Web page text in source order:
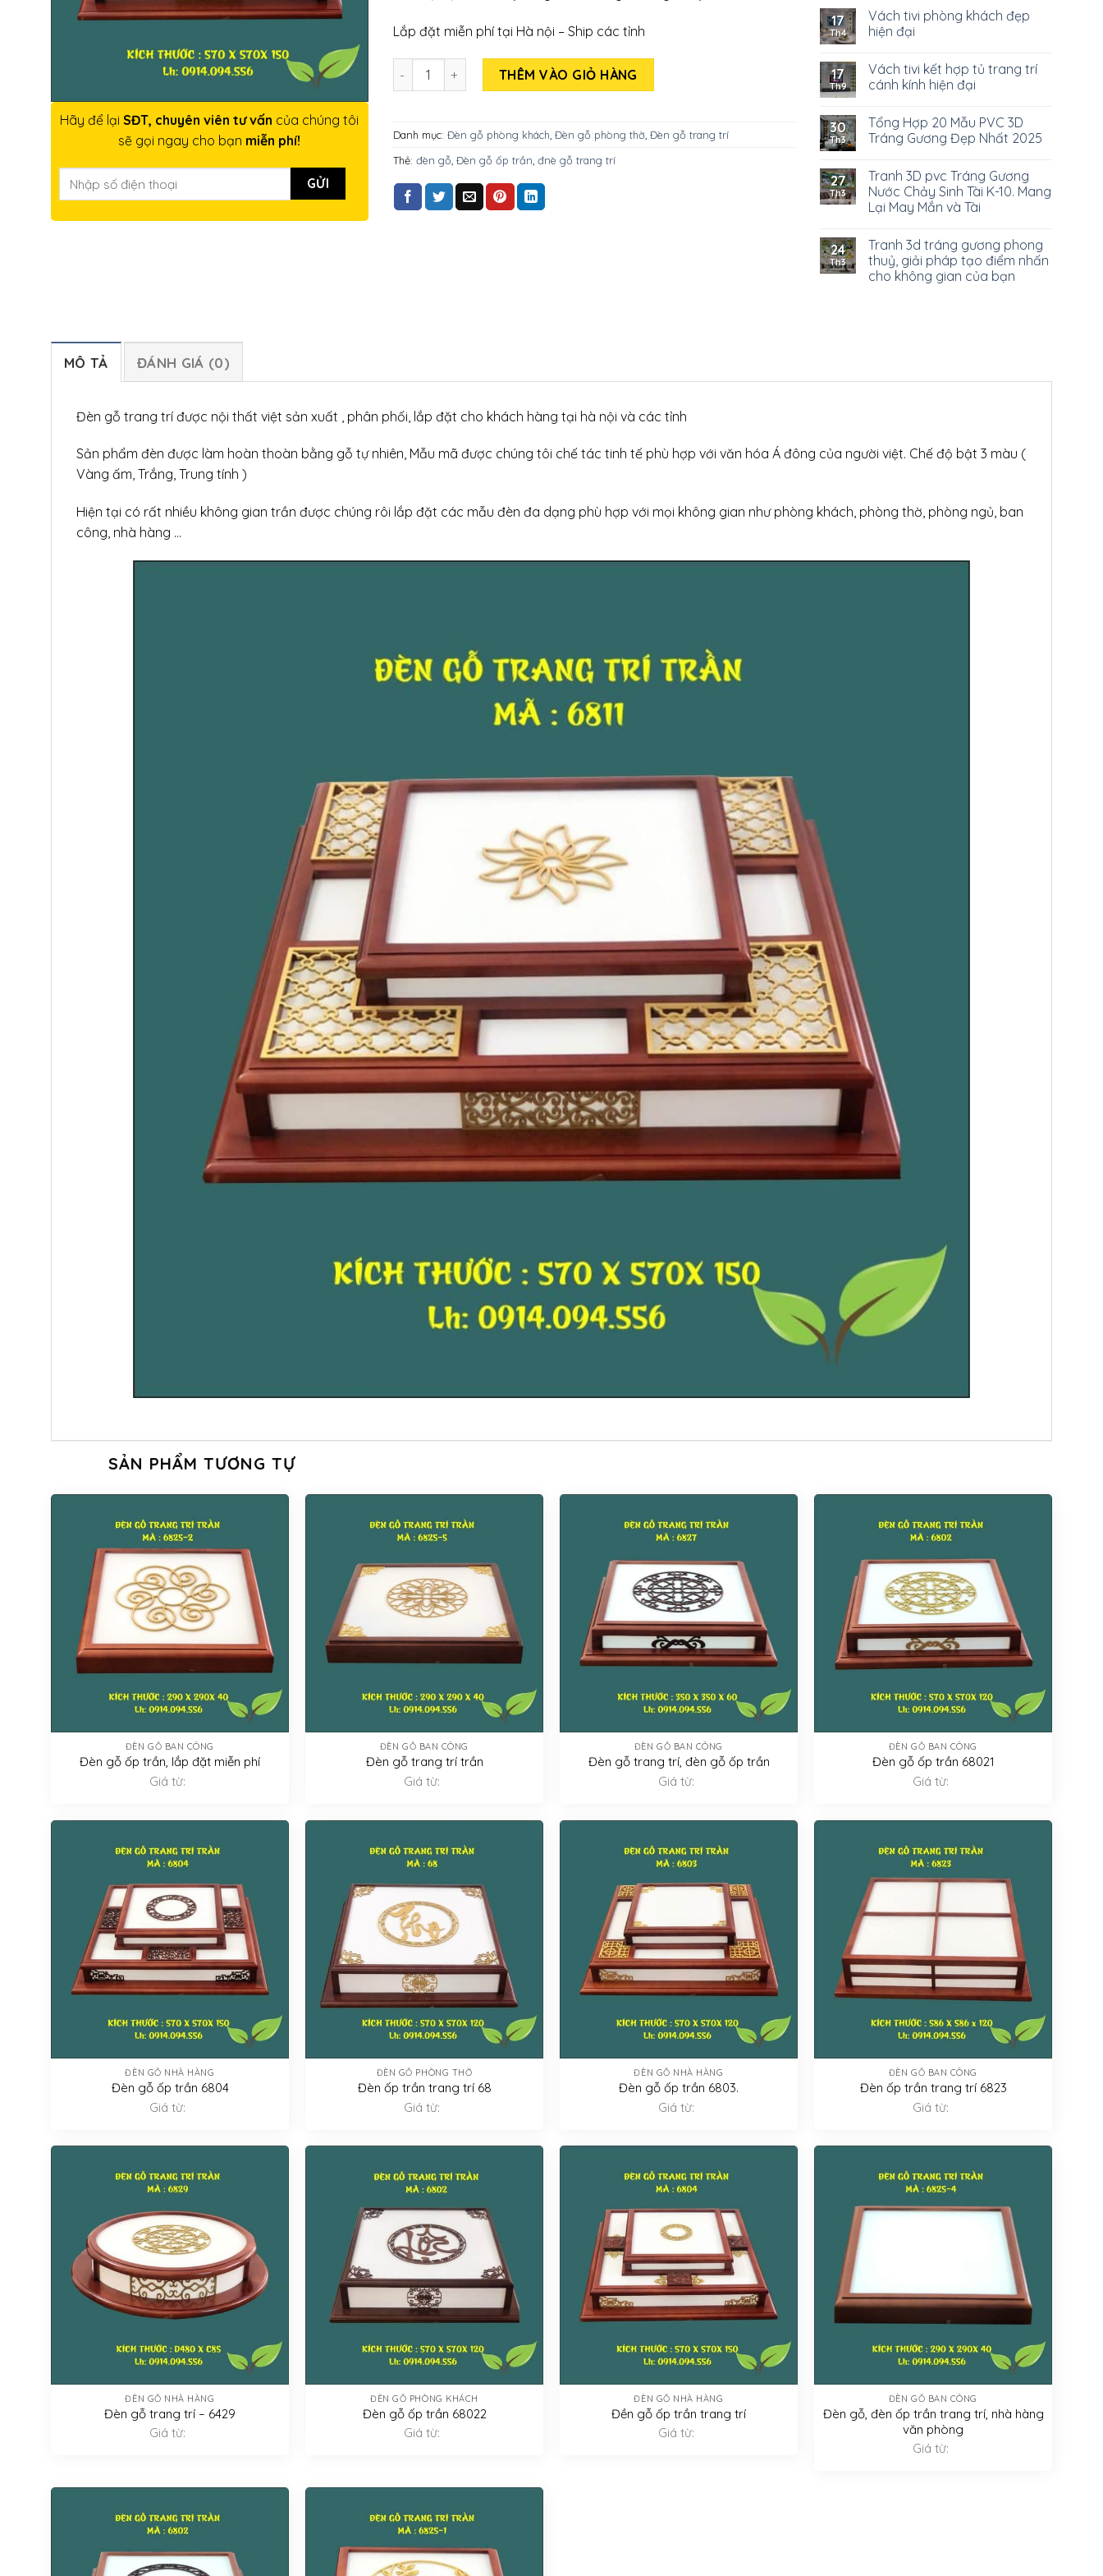
Hãy để lại SĐT, chuyên viên tư vấn của chúng tôi
sẽ gọi ngay cho bạn miễn phí!
Lắp đặt miễn phí tại Hà nội – Ship các tỉnh
Số lượng THÊM VÀO GIỎ HÀNG
Danh mục: Đèn gỗ phòng khách Đèn gỗ phòng thờ Đèn gỗ trang trí
Thẻ: đèn gỗ Đèn gỗ ốp trần đnè gỗ trang trí
17
Th4
Vách tivi phòng khách đẹp
hiện đại
17
Th9
Vách tivi kết hợp tủ trang trí
cánh kính hiện đại
30
Th3
Tổng Hợp 20 Mẫu PVC 3D
Tráng Gương Đẹp Nhất 2025
27
Th3
Tranh 3D pvc Tráng Gương
Nước Chảy Sinh Tài K-10. Mang
Lại May Mắn và Tài
24
Th3
Tranh 3d tráng gương phong
thuỷ, giải pháp tạo điểm nhấn
cho không gian của bạn
MÔ TẢ ĐÁNH GIÁ (0)
Đèn gỗ trang trí được nội thất việt sản xuất , phân phối, lắp đặt cho khách hàng tại hà nội và các tỉnh
Sản phẩm đèn được làm hoàn thoàn bằng gỗ tự nhiên, Mẫu mã được chúng tôi chế tác tinh tế phù hợp với văn hóa Á đông của người việt. Chế độ bật 3 màu (
Vàng ấm, Trắng, Trung tính )
Hiện tại có rất nhiều không gian trần được chúng rôi lắp đặt các mẫu đèn đa dạng phù hợp với mọi không gian như phòng khách, phòng thờ, phòng ngủ, ban
công, nhà hàng …
SẢN PHẨM TƯƠNG TỰ
ĐÈN GỖ BAN CÔNG
Đèn gỗ ốp trần, lắp đặt miễn phí
Giá từ:
ĐÈN GỖ BAN CÔNG
Đèn gỗ trang trí trần
Giá từ:
ĐÈN GỖ BAN CÔNG
Đèn gỗ trang trí, đèn gỗ ốp trần
Giá từ:
ĐÈN GỖ BAN CÔNG
Đèn gỗ ốp trần 68021
Giá từ:
ĐÈN GỖ NHÀ HÀNG
Đèn gỗ ốp trần 6804
Giá từ:
ĐÈN GỖ PHÒNG THỜ
Đèn ốp trần trang trí 68
Giá từ:
ĐÈN GỖ NHÀ HÀNG
Đèn gỗ ốp trần 6803.
Giá từ:
ĐÈN GỖ BAN CÔNG
Đèn ốp trần trang trí 6823
Giá từ:
ĐÈN GỖ NHÀ HÀNG
Đèn gỗ trang trí – 6429
Giá từ:
ĐÈN GỖ PHÒNG KHÁCH
Đèn gỗ ốp trần 68022
Giá từ:
ĐÈN GỖ NHÀ HÀNG
Đền gỗ ốp trần trang trí
Giá từ:
ĐÈN GỖ BAN CÔNG
Đèn gỗ, đèn ốp trần trang trí, nhà hàng
văn phòng
Giá từ: